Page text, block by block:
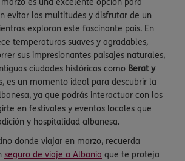
evitar las multitudes y disfrutar de un
exploran este fascinante país. En
temperaturas suaves y agradables,
sus impresionantes paisajes naturales,
ciudades históricas como Berat y
es un momento ideal para descubrir la
ya que podrás interactuar con los
en festivales y eventos locales que
y hospitalidad albanesa.
donde viajar en marzo, recuerda
seguro de viaje a Albania que te proteja